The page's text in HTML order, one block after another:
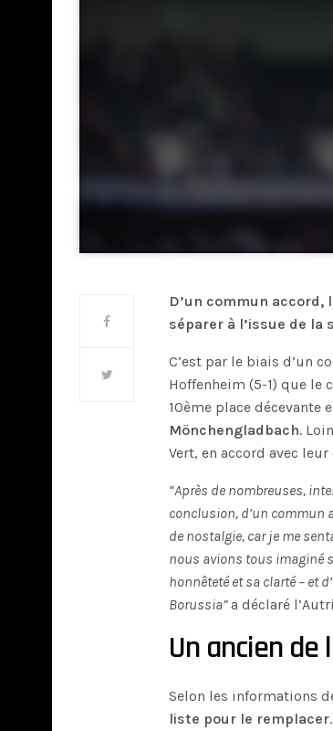
D’un commun
séparer à l’issue de la
C’est par le biais d’un
Hoffenheim (5-1) que le
10ème place décevante
Mönchengladbach.
Vert, en accord avec
“Après de nombreuses,
conclusion, d’un commun
de nostalgie, car je me
nous avions tous imaginé
honnêteté et sa clarté – et
Borussia”a déclaré
Un ancien
Selon les informations
liste pour le remplacer